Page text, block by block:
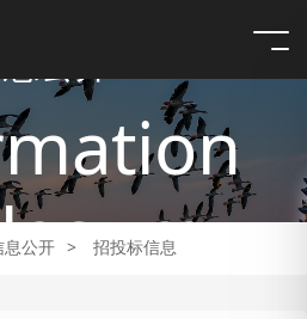
息公开 > 招投标信息